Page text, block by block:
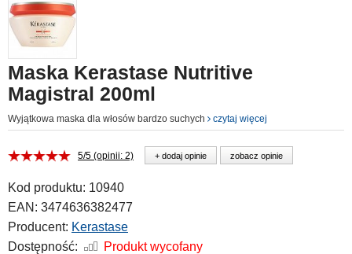
Maska Kerastase Nutritive
Magistral 200ml
Wyjątkowa maska dla włosów bardzo suchych czytaj więcej
5/5 (opinii: 2) + dodaj opinie zobacz opinie
Kod produktu: 10940
EAN: 3474636382477
Producent: Kerastase
Dostępność:
Produkt wycofany